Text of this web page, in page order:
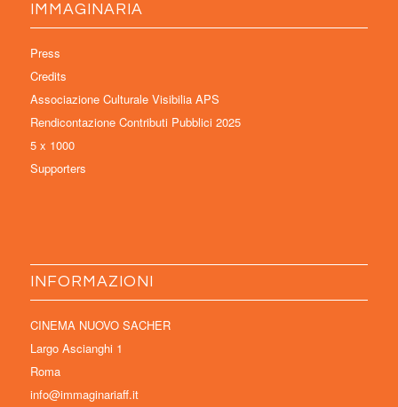
IMMAGINARIA
Press
Credits
Associazione Culturale Visibilia APS
Rendicontazione Contributi Pubblici 2025
5 x 1000
Supporters
INFORMAZIONI
CINEMA NUOVO SACHER
Largo Ascianghi 1
Roma
info@immaginariaff.it